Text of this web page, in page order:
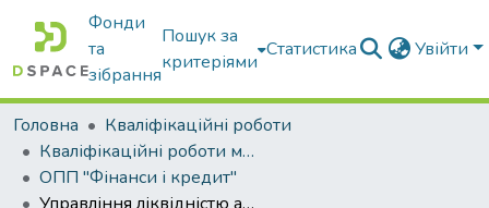
Фонди
та
зібрання
Пошук за
критеріями
Статистика Увійти
Головна
Кваліфікаційні роботи
Кваліфікаційні роботи магістрів
ОПП "Фінанси і кредит"